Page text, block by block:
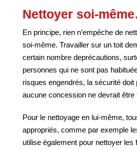
Nettoyer soi-
En principe, rien n’empêche de
soi-même. Travailler sur un toit
certain nombre deprécautions,
personnes qui ne sont pas
risques engendrés, la sécurité
aucune concession ne devrait être
Pour le nettoyage en lui-même,
appropriés, comme par exemple
utilise également pour nettoyer les